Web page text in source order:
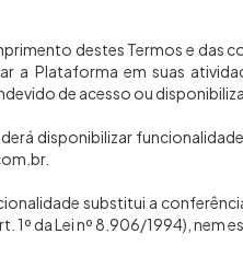
destes Termos e das
a Plataforma em suas
de acesso ou
disponibilizar
substitui a
1º da Lei nº 8.906/1994), nem